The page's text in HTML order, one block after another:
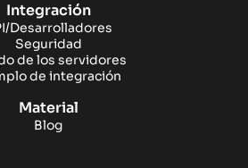
Integración
Desarrolladores
Seguridad
de los servidores
de integración
Material
Blog